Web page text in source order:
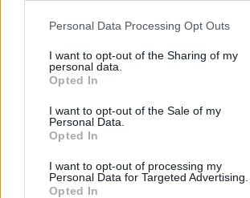
Personal Data Processing Opt Outs
I want to opt-out of the Sharing of my
personal data.
Opted In
I want to opt-out of the Sale of my
Personal Data.
Opted In
I want to opt-out of processing my
Personal Data for Targeted Advertising.
Opted In
ΟΡΙΣΤΙΚΟΠΟΙΗΣΗ ΠΛΗΡΩΜΗΣ
ΟΡΙΣΤΙΚΟΠΟΙΗΣΗ ΠΛΗΡΩΜΗΣ
υφιστάμενης ποσότητας εντός των κλινών
/ Ε.Ε.Λ Λαμίας